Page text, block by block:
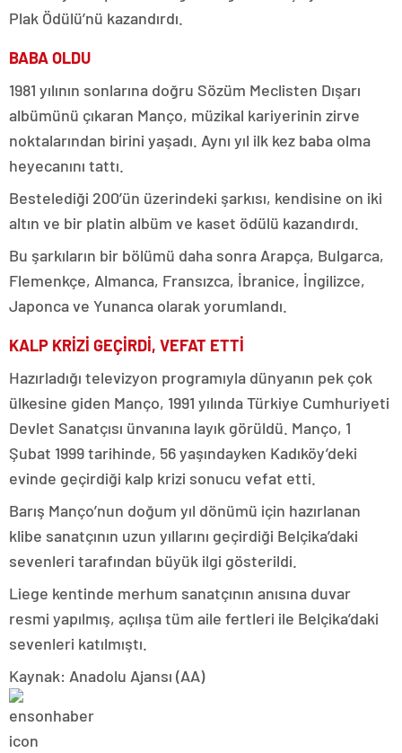
Plak Ödülü’nü kazandırdı.
BABA OLDU
1981 yılının sonlarına doğru Sözüm Meclisten Dışarı
albümünü çıkaran Manço, müzikal kariyerinin zirve
noktalarından birini yaşadı. Aynı yıl ilk kez baba olma
heyecanını tattı.
Bestelediği 200’ün üzerindeki şarkısı, kendisine on iki
altın ve bir platin albüm ve kaset ödülü kazandırdı.
Bu şarkıların bir bölümü daha sonra Arapça, Bulgarca,
Flemenkçe, Almanca, Fransızca, İbranice, İngilizce,
Japonca ve Yunanca olarak yorumlandı.
KALP KRİZİ GEÇİRDİ, VEFAT ETTİ
Hazırladığı televizyon programıyla dünyanın pek çok
ülkesine giden Manço, 1991 yılında Türkiye Cumhuriyeti
Devlet Sanatçısı ünvanına layık görüldü. Manço, 1
Şubat 1999 tarihinde, 56 yaşındayken Kadıköy’deki
evinde geçirdiği kalp krizi sonucu vefat etti.
Barış Manço’nun doğum yıl dönümü için hazırlanan
klibe sanatçının uzun yıllarını geçirdiği Belçika’daki
sevenleri tarafından büyük ilgi gösterildi.
Liege kentinde merhum sanatçının anısına duvar
resmi yapılmış, açılışa tüm aile fertleri ile Belçika’daki
sevenleri katılmıştı.
Kaynak: Anadolu Ajansı (AA)